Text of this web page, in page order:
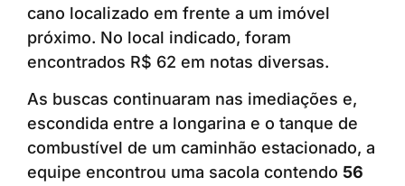
cano localizado em frente a um imóvel
próximo. No local indicado, foram
encontrados R$ 62 em notas diversas.
As buscas continuaram nas imediações e,
escondida entre a longarina e o tanque de
combustível de um caminhão estacionado, a
equipe encontrou uma sacola contendo 56